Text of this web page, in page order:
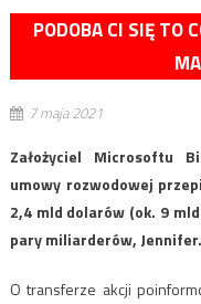
PODOBA CI SIĘ TO
7 maja 2021
Założyciel Microsoftu
umowy rozwodowej
2,4 mld dolarów (ok. 9
pary miliarderów, Jennifer.
O transferze akcji